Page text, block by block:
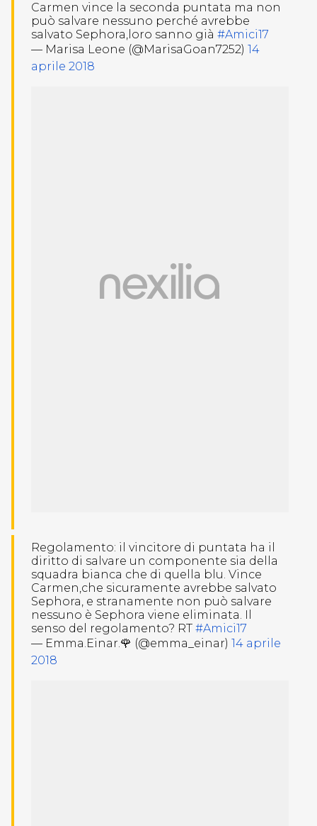
Carmen vince la seconda puntata ma non
può salvare nessuno perché avrebbe
salvato Sephora,loro sanno già #Amici17
— Marisa Leone (@MarisaGoan7252) 14
aprile 2018
Regolamento: il vincitore di puntata ha il
diritto di salvare un componente sia della
squadra bianca che di quella blu. Vince
Carmen,che sicuramente avrebbe salvato
Sephora, e stranamente non può salvare
nessuno è Sephora viene eliminata. Il
senso del regolamento? RT #Amici17
— Emma.Einar.🌹 (@emma_einar) 14 aprile
2018